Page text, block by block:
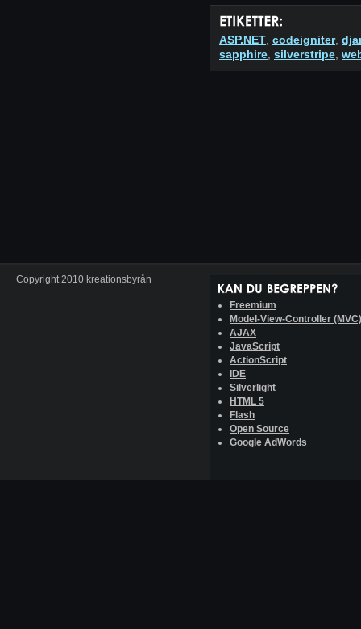
ASP.NET codeigniter,
sapphire silverstripe
Copyright 2010 kreationsbyrån
Freemium
Model-View-Controller (MVC)
AJAX
JavaScript
ActionScript
IDE
Silverlight
HTML 5
Flash
Open Source
Google AdWords